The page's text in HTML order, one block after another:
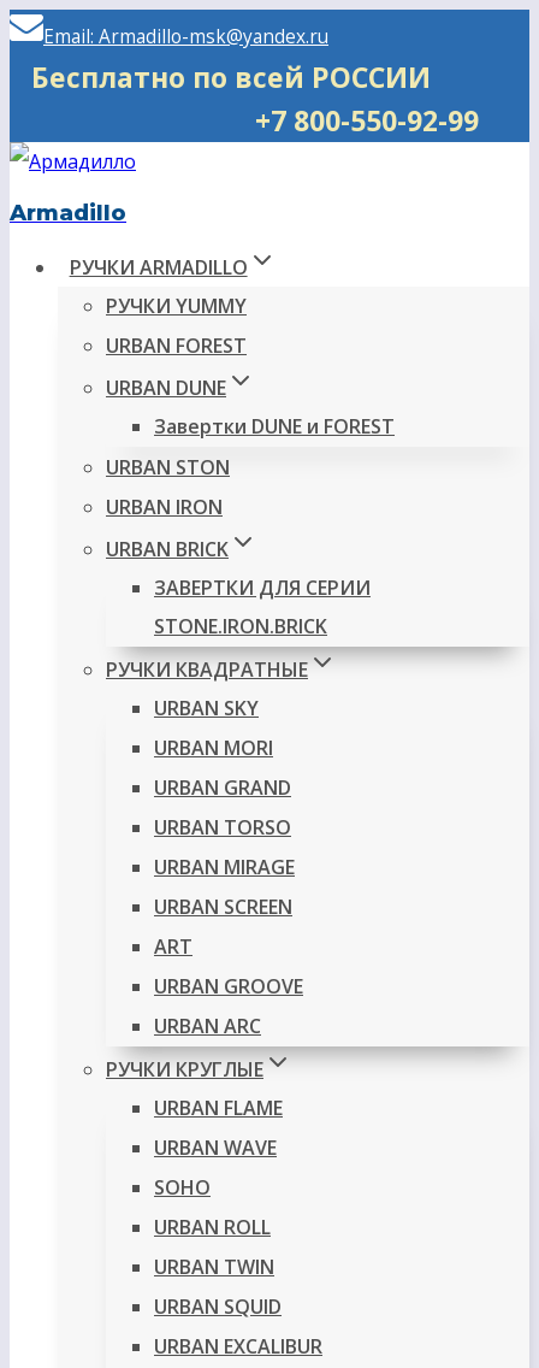
Перейти
Email: Armadillo-msk@yandex.ru
Бесплатно по всей РОССИИ
+7 800-550-92-99
Armadillo
РУЧКИ ARMADILLO
РУЧКИ YUMMY
URBAN FOREST
URBAN DUNE
Завертки DUNE и FOREST
URBAN STON
URBAN IRON
URBAN BRICK
ЗАВЕРТКИ ДЛЯ СЕРИИ
STONE.IRON.BRICK
РУЧКИ КВАДРАТНЫЕ
URBAN SKY
URBAN MORI
URBAN GRAND
URBAN TORSO
URBAN MIRAGE
URBAN SCREEN
ART
URBAN GROOVE
URBAN ARC
РУЧКИ КРУГЛЫЕ
URBAN FLAME
URBAN WAVE
SOHO
URBAN ROLL
URBAN TWIN
URBAN SQUID
URBAN EXCALIBUR